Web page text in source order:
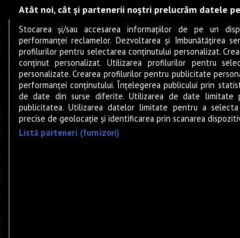
Alba Iulia
Arad
Bistrița
Baia Mare
Satu Mare
Sfântu Gheorghe
Deva
Focșani
Tulcea
Târgu Jiu
Alexandria
Botoșani
Buzău Vaslui
Reșița
Târgoviște
Drobeta-Turnu Severin
Călărași
Giurgiu
Slatina
Atât noi, cât și partenerii noștri prelucrăm datele
Stocarea și/sau accesarea informațiilor de pe un
performanței reclamelor. Dezvoltarea și îmbunătățirea
profilurilor pentru selectarea conținutului personalizat.
conținut personalizat. Utilizarea profilurilor pentru
personalizate. Crearea profilurilor pentru publicitate
performanței conținutului. Înțelegerea publicului prin
de date din surse diferite. Utilizarea de date limitate
publicitatea. Utilizarea datelor limitate pentru a
precise de geolocație și identificarea prin scanarea
Listă parteneri (furnizori)